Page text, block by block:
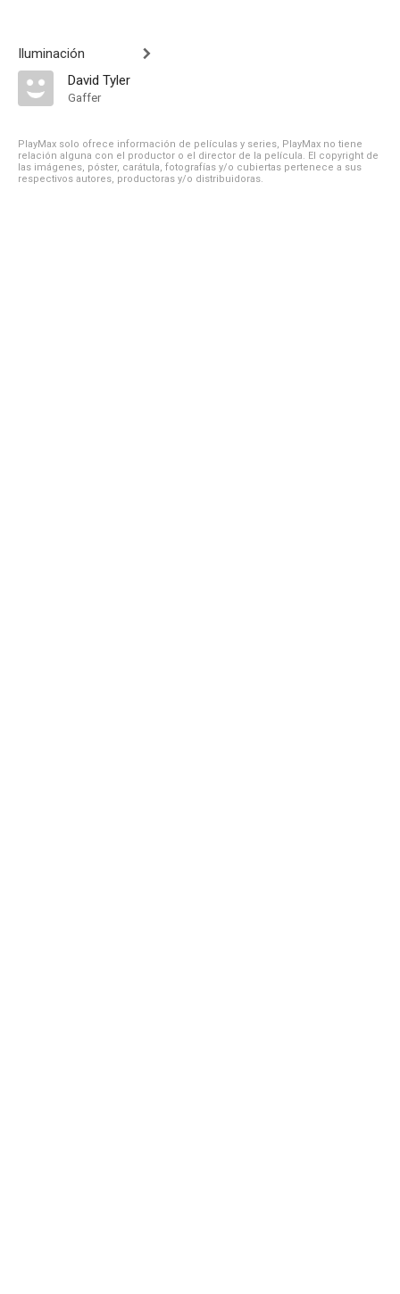
Iluminación
David Tyler
Gaffer
PlayMax solo ofrece información de películas y series, PlayMax no tiene
relación alguna con el productor o el director de la película. El copyright de
las imágenes, póster, carátula, fotografías y/o cubiertas pertenece a sus
respectivos autores, productoras y/o distribuidoras.